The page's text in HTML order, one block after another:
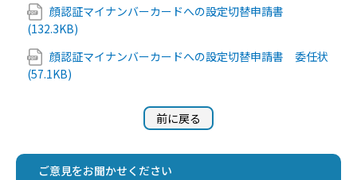
顔認証マイナンバーカードへの設定切替申請書
(132.3KB)
顔認証マイナンバーカードへの設定切替申請書 委任状
(57.1KB)
前に戻る
ご意見をお聞かせください